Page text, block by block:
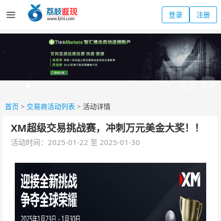
登录 注册
首页 > 交易商活动列表 > 活动详情
XM超级交易挑战赛，冲刺万元美金大奖！！
活动时间：2025-01-22 至 2025-01-30